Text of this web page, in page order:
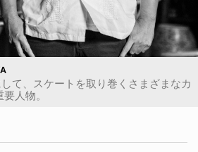
て、スケートを取り巻くさまざまなカ
人物。